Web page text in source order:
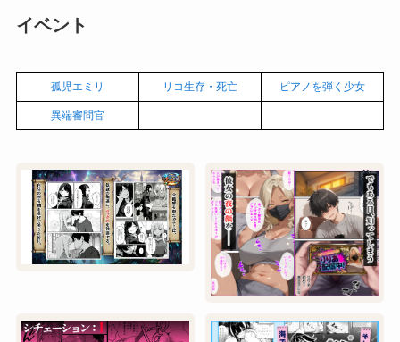
イベント
孤児エミリ リコ生存・死亡 ピアノを弾く少女
異端審問官